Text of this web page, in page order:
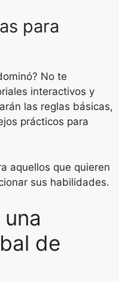
para
No te
interactivos y
las reglas básicas,
prácticos para
aquellos que quieren
sus habilidades.
de